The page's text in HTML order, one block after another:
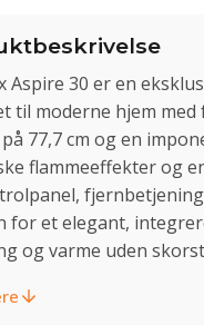
Aspire 30 er en
til moderne hjem
77,7 cm og en
flammeeffekter og
for et elegant,
og varme uden